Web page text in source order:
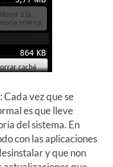
: Cada vez que se
es que lleve
del sistema. En
con las aplicaciones
y que non